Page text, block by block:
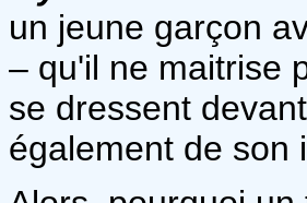
un jeune garçon
– qu'il ne maitrise
se dressent
également de son